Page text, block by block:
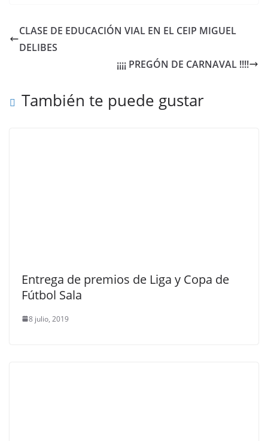
CLASE DE EDUCACIÓN VIAL EN EL CEIP MIGUEL
DELIBES
¡¡¡¡ PREGÓN DE CARNAVAL !!!!
También te puede gustar
Entrega de premios de Liga y Copa de
Fútbol Sala
8 julio, 2019